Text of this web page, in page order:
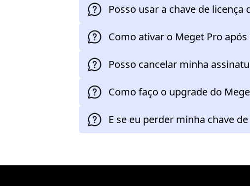
Posso usar a chave de
Como ativar o Meget Pro
Posso cancelar minha
Como faço o upgrade do
E se eu perder minha chave